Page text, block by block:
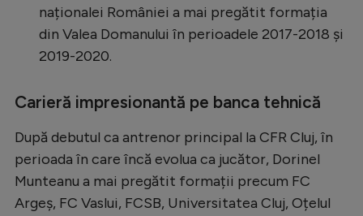
naționalei României a mai pregătit formația
din Valea Domanului în perioadele 2017-2018 și
2019-2020.
Carieră impresionantă pe banca tehnică
După debutul ca antrenor principal la CFR Cluj, în
perioada în care încă evolua ca jucător, Dorinel
Munteanu a mai pregătit formații precum FC
Argeș, FC Vaslui, FCSB, Universitatea Cluj, Oțelul